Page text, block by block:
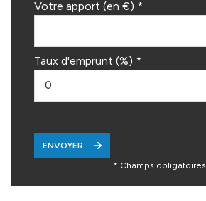
Votre apport (en €) *
Taux d'emprunt (%) *
ENVOYER
* Champs obligatoires